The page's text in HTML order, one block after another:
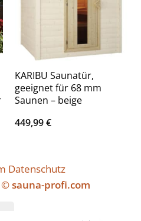
KARIBU Saunatür,
geeignet für 68 mm
Saunen – beige
449,99€
Datenschutz
©sauna-profi.com